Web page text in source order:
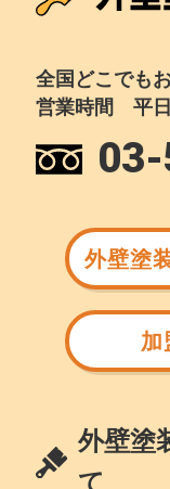
全国どこでも
営業時間 平
外壁塗
加
外壁塗
て